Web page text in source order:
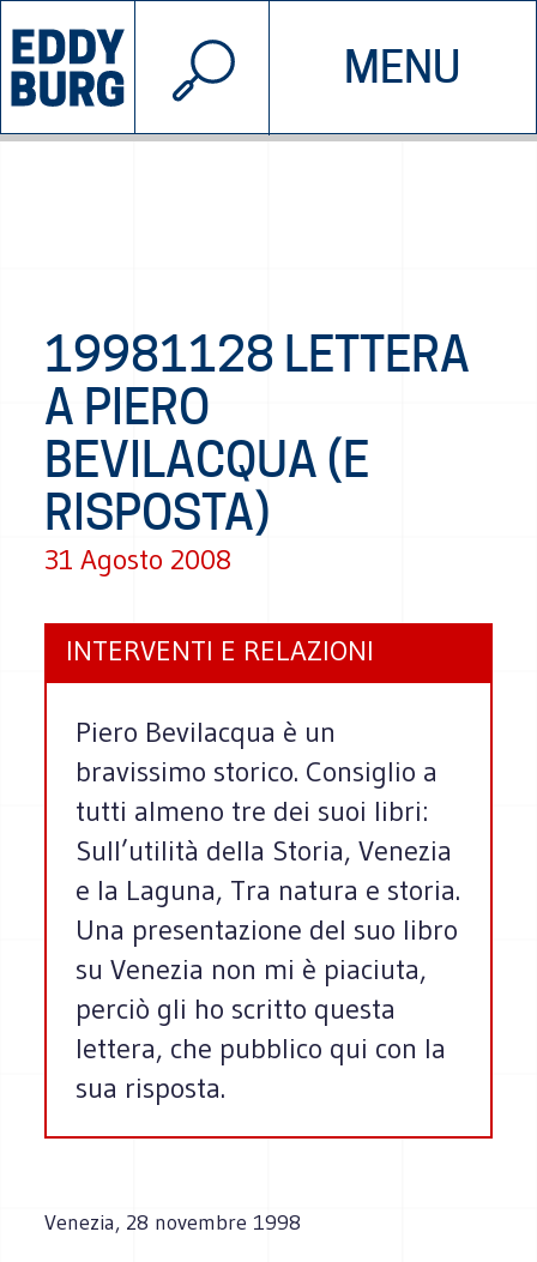
MENU
INIZIATIVE CHI SIAMO
© 2026 EDDYBURG
19981128 LETTERA
A PIERO
BEVILACQUA (E
RISPOSTA)
31 Agosto 2008
INTERVENTI E RELAZIONI
Piero Bevilacqua è un
bravissimo storico. Consiglio a
tutti almeno tre dei suoi libri:
Sull’utilità della Storia, Venezia
e la Laguna, Tra natura e storia.
Una presentazione del suo libro
su Venezia non mi è piaciuta,
perciò gli ho scritto questa
lettera, che pubblico qui con la
sua risposta.
Venezia, 28 novembre 1998